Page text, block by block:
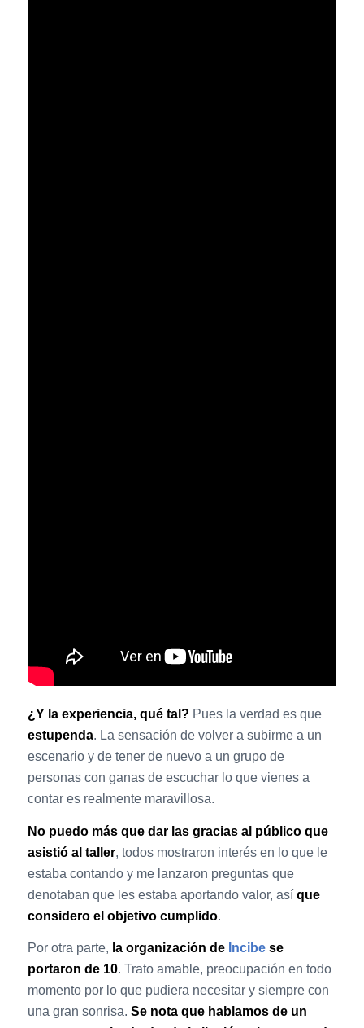
¿Y la experiencia, qué tal? Pues la verdad es que
estupenda. La sensación de volver a subirme a un
escenario y de tener de nuevo a un grupo de
personas con ganas de escuchar lo que vienes a
contar es realmente maravillosa.
No puedo más que dar las gracias al público que
asistió al taller, todos mostraron interés en lo que le
estaba contando y me lanzaron preguntas que
denotaban que les estaba aportando valor, así que
considero el objetivo cumplido.
Por otra parte, la organización de Incibese
portaron de 10. Trato amable, preocupación en todo
momento por lo que pudiera necesitar y siempre con
una gran sonrisa. Se nota que hablamos de un